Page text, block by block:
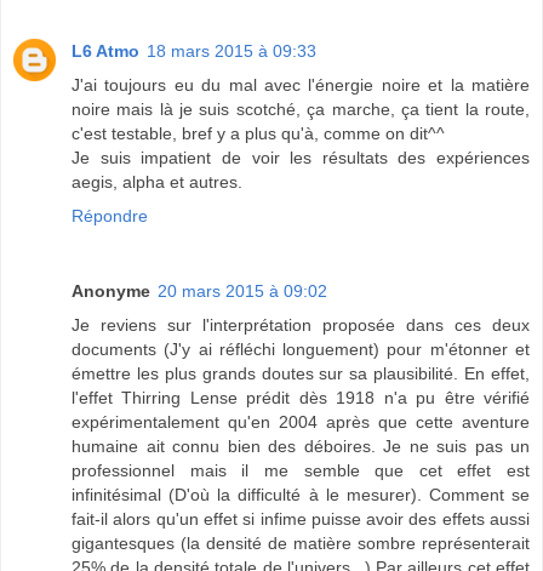
L6 Atmo 18 mars 2015 à 09:33
J'ai toujours eu du mal avec l'énergie noire et la matière
noire mais là je suis scotché, ça marche, ça tient la route,
c'est testable, bref y a plus qu'à, comme on dit^^
Je suis impatient de voir les résultats des expériences
aegis, alpha et autres.
Répondre
Anonyme 20 mars 2015 à 09:02
Je reviens sur l'interprétation proposée dans ces deux
documents (J'y ai réfléchi longuement) pour m'étonner et
émettre les plus grands doutes sur sa plausibilité. En effet,
l'effet Thirring Lense prédit dès 1918 n'a pu être vérifié
expérimentalement qu'en 2004 après que cette aventure
humaine ait connu bien des déboires. Je ne suis pas un
professionnel mais il me semble que cet effet est
infinitésimal (D'où la difficulté à le mesurer). Comment se
fait-il alors qu'un effet si infime puisse avoir des effets aussi
gigantesques (la densité de matière sombre représenterait